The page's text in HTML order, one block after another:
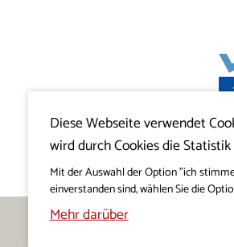
Freigeben
Diese Webseite verwendet
wird durch Cookies die
Mit der Auswahl der Option "ich
einverstanden sind, wählen Sie die
Mehr darüber